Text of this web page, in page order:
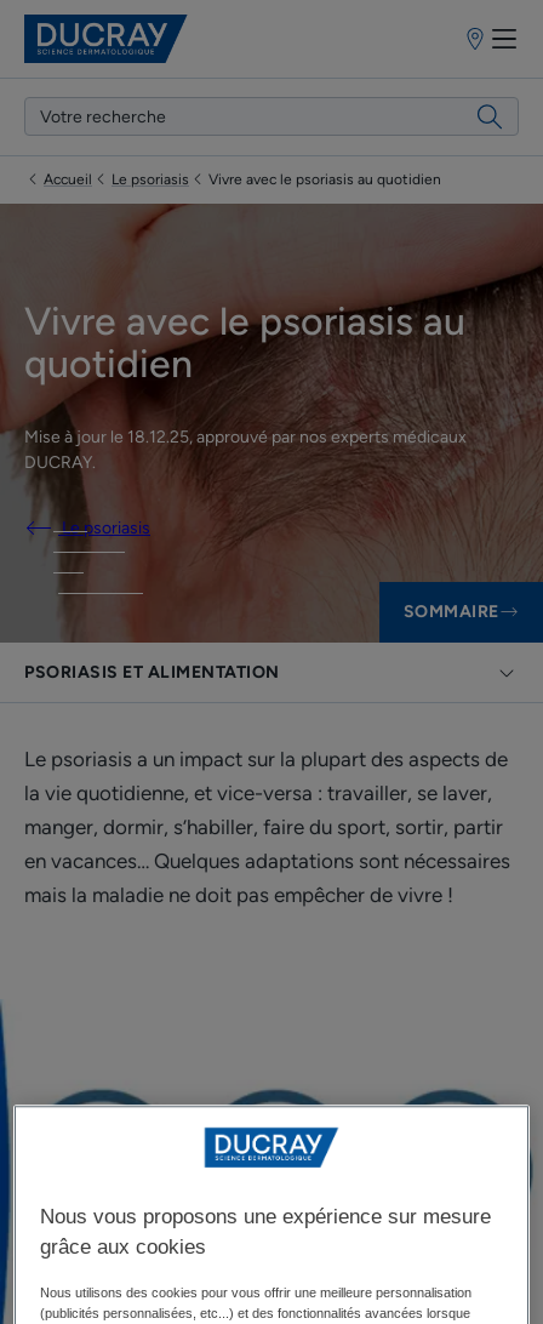
Points
vente
Accueil Le psoriasis Vivre avec le psoriasis au quotidien
Vivre avec le psoriasis au
quotidien
Mise à jour le 18.12.25, approuvé par nos experts médicaux
DUCRAY.
Le psoriasis
SOMMAIRE
PSORIASIS ET ALIMENTATION
Le psoriasis a un impact sur la plupart des aspects de
la vie quotidienne, et vice-versa : travailler, se laver,
manger, dormir, s’habiller, faire du sport, sortir, partir
en vacances… Quelques adaptations sont nécessaires
mais la maladie ne doit pas empêcher de vivre !
Nous vous proposons une expérience sur mesure
grâce aux cookies
Nous utilisons des cookies pour vous offrir une meilleure personnalisation
(publicités personnalisées, etc...) et des fonctionnalités avancées lorsque